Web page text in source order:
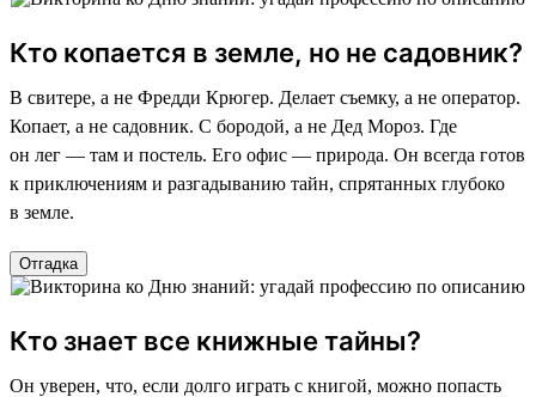
Кто копается в земле, но не садовник?
В свитере, а не Фредди Крюгер. Делает съемку, а не оператор.
Копает, а не садовник. С бородой, а не Дед Мороз. Где
он лег — там и постель. Его офис — природа. Он всегда готов
к приключениям и разгадыванию тайн, спрятанных глубоко
в земле.
Отгадка
Кто знает все книжные тайны?
Он уверен, что, если долго играть с книгой, можно попасть